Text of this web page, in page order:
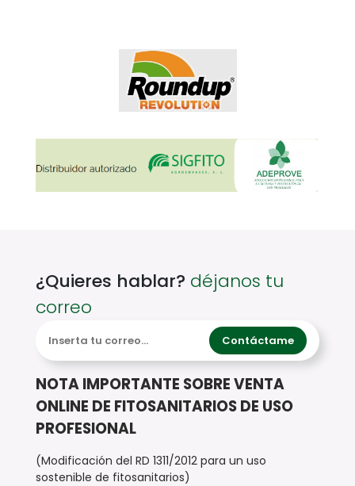
¿Quieres hablar? déjanos tu
correo
Contáctame
NOTA IMPORTANTE SOBRE VENTA
ONLINE DE FITOSANITARIOS DE USO
PROFESIONAL
(Modificación del RD 1311/2012 para un uso
sostenible de fitosanitarios)